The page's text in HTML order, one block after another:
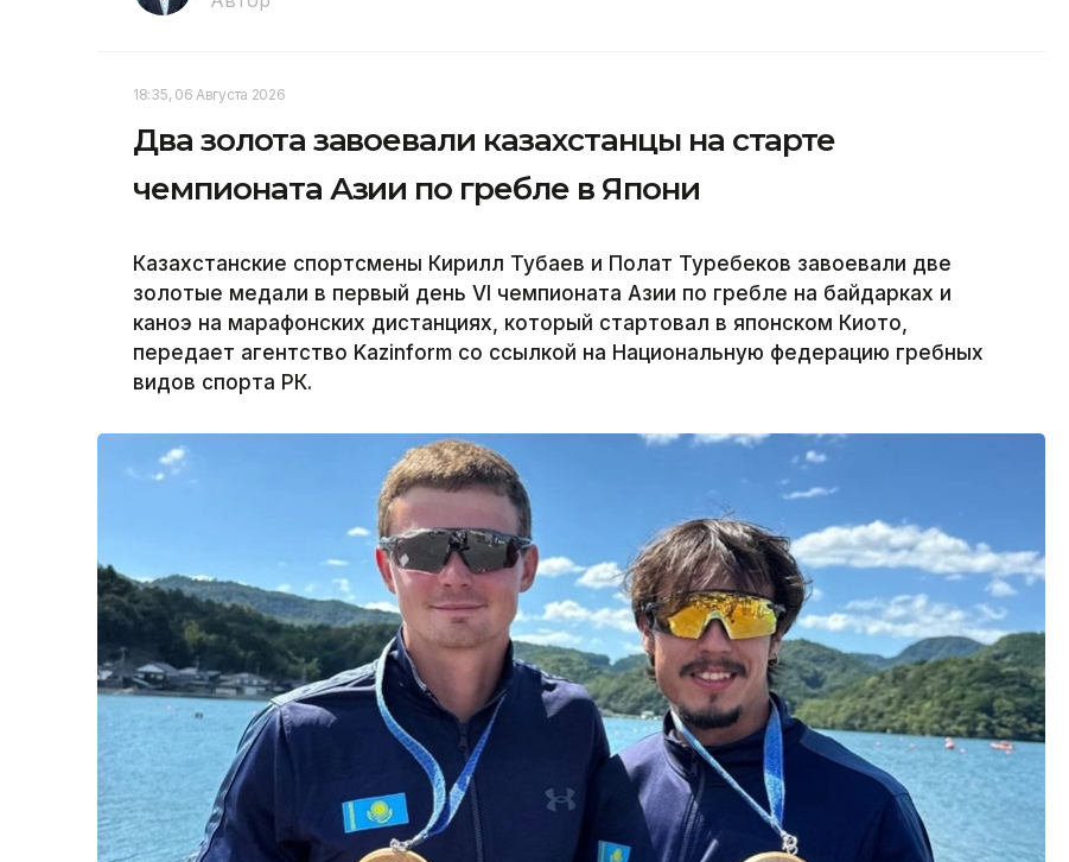
18:35, 06 Августа 2026
Два золота завоевали казахстанцы на старте
чемпионата Азии по гребле в Япони
Казахстанские спортсмены Кирилл Тубаев и Полат Туребеков завоевали две
золотые медали в первый день VI чемпионата Азии по гребле на байдарках и
каноэ на марафонских дистанциях, который стартовал в японском Киото,
передает агентство Kazinform со ссылкой на Национальную федерацию гребных
видов спорта РК.